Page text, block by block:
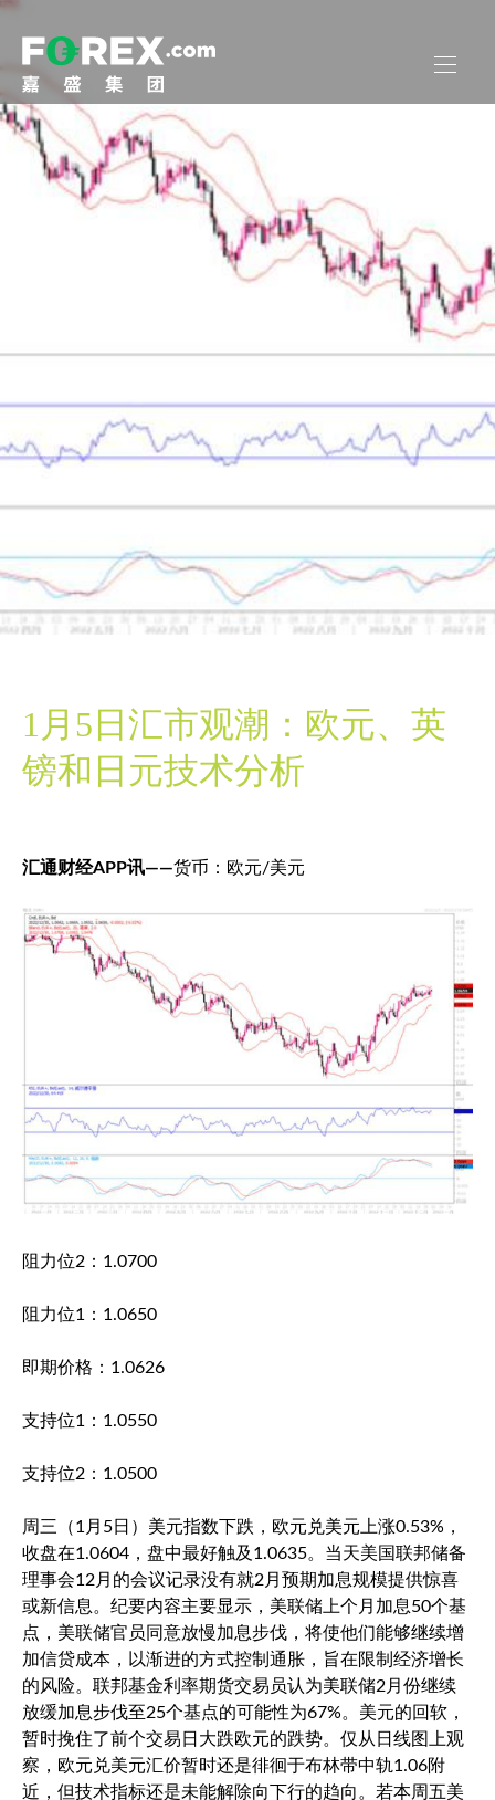
1月5日汇市观潮：欧元、英
镑和日元技术分析
汇通财经APP讯——货币：欧元/美元
阻力位2：1.0700
阻力位1：1.0650
即期价格：1.0626
支持位1：1.0550
支持位2：1.0500
周三（1月5日） 美元指数 下跌， 欧元兑美元上涨0.53%，
收盘在1.0604，盘中最好触及1.0635。当天美国联邦储备
理事会12月的会议记录没有就2月预期加息规模提供惊喜
或新信息。纪要内容主要显示，美联储上个月加息50个基
点，美联储官员同意放慢加息步伐，将使他们能够继续增
加信贷成本，以渐进的方式控制通胀，旨在限制经济增长
的风险。联邦基金利率期货交易员认为美联储2月份继续
放缓加息步伐至25个基点的可能性为67%。美元的回软，
暂时挽住了前个交易日大跌欧元的跌势。仅从日线图上观
察， 欧元兑美元汇价暂时还是徘徊于布林带中轨1.06附
近，但技术指标还是未能解除向下行的趋向。若本周五美